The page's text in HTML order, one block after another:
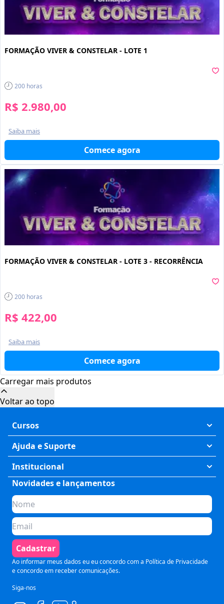
FORMAÇÃO VIVER & CONSTELAR - LOTE 1
200 horas
R$ 2.980,00
Saiba mais
Comece agora
FORMAÇÃO VIVER & CONSTELAR - LOTE 3 - RECORRÊNCIA
200 horas
R$ 422,00
Saiba mais
Comece agora
Carregar mais produtos
Cursos
Exatas
Humanas
Saúde
Tecnologia
Preparatórios
Comunicação
Pós Graduação
Ajuda e Suporte
Meus Cursos
Fale Conosco
Perguntas Frequentes
Formas de Pagamento
Política de Cancelamento
Termos de Uso
Segurança e Privacidade
Institucional
Quem somos
Planos de assinatura
Para Empresas
Seja um parceiro
Blog
Novidades e lançamentos
Cadastrar
Ao informar meus dados eu eu concordo com a Política de Privacidade
e concordo em receber comunicações.
Siga-nos